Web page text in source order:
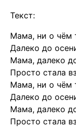
Текст:
Мама, ни о чём
Далеко до
Мама, далеко
Просто стала
Мама, ни о чём
Далеко до
Мама, далеко
Просто стала